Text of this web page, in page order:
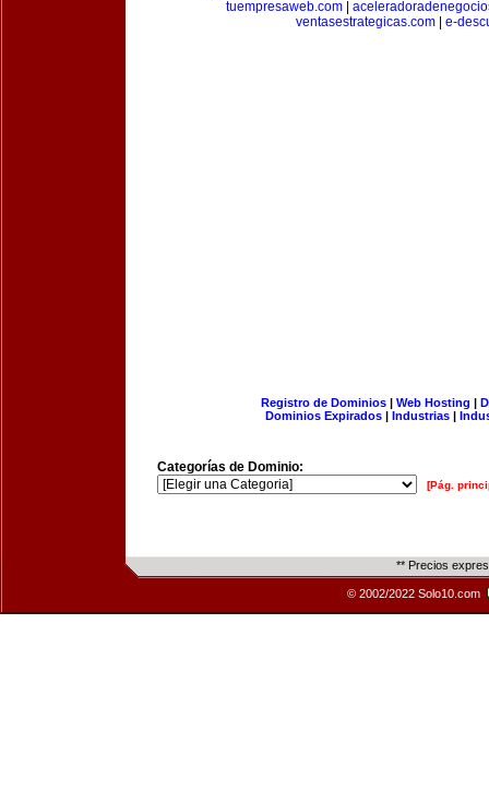
tuempresaweb.com
ventasestrategicas.com| e-
Registro de Dominios| Web Hosting |
Dominios Expirados | Industrias |
Categorías de Dominio:
[Pág.
** Precios
© 2002/2022 Solo10.com